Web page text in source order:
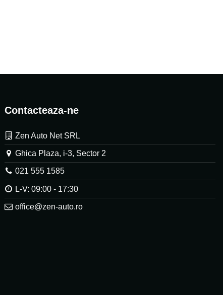
Contacteaza-ne
Zen Auto Net SRL
Ghica Plaza, i-3, Sector 2
021 555 1585
L-V: 09:00 - 17:30
office@zen-auto.ro